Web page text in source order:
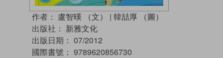
作者： 盧智暵 （文） | 韓喆厚 （圖）
出版社： 新雅文化
出版日期： 07/2012
國際書號： 9789620856730